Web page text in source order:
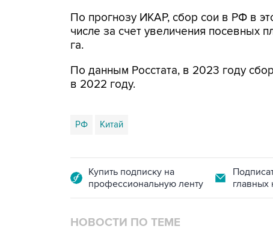
По прогнозу ИКАР, сбор сои в РФ в
числе за счет увеличения посевных
га.
По данным Росстата, в 2023 году
в 2022 году.
РФ Китай
Купить подписку на
профессиональную ленту
главных
НОВОСТИ ПО ТЕМЕ